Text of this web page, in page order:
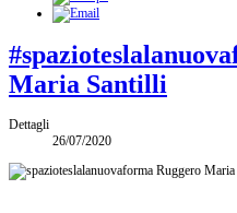
Maria Santilli
Dettagli
26/07/2020